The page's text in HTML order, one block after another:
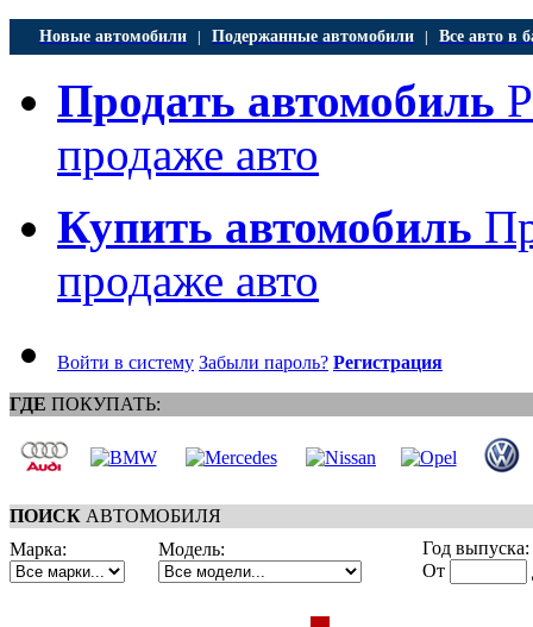
Новые автомобили Подержанные автомобили Все авто в
Продать автомобиль
продаже авто
Купить автомобиль
продаже авто
Войти в систему Забыли пароль? Регистрация
ГДЕ ПОКУПАТЬ:
ПОИСК АВТОМОБИЛЯ
Марка:
Модель:
Год выпуска:
От